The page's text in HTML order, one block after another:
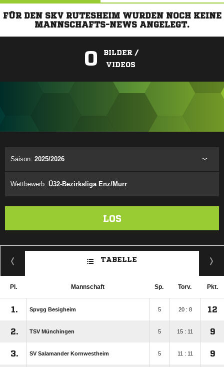
FÜR DEN SKV RUTESHEIM WURDEN NOCH KEINE
MANNSCHAFTS-NEWS ANGELEGT.
0
BILDER /
VIDEOS
Saison: 2025/2026
Wettbewerb: Ü32-Bezirksliga Enz/Murr
LOS
TABELLE
Pl. Mannschaft Sp. Torv. Pkt.
1. Spvgg Besigheim 5 20 : 8 12
2. TSV Münchingen 5 15 : 11 9
3. SV Salamander Kornwestheim 5 11 : 11 9